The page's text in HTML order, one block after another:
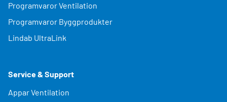
Programvaror Ventilation
Programvaror Byggprodukter
Lindab UltraLink
Service & Support
Appar Ventilation